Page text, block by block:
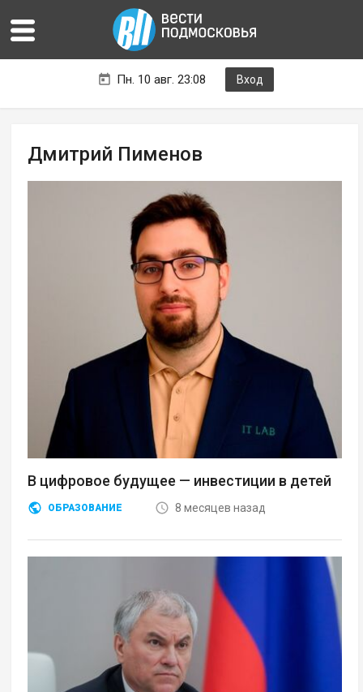
Пн. 10 авг. 23:08 Вход
Дмитрий Пименов
В цифровое будущее — инвестиции в детей
ОБРАЗОВАНИЕ 8 месяцев назад